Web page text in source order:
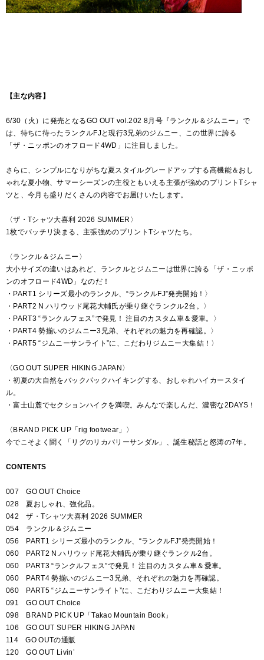
【主な内容】
6/30（火）に発売となるGO OUT vol.202 8月号『ランクル＆ジムニー』で
は、待ちに待ったランクルFJと現行3兄弟のジムニー、この世界に誇る
「ザ・ニッポンのオフロード4WD」に注目しました。
さらに、シンプルになりがちな夏スタイルグレードアップする高機能＆おし
ゃれな夏小物、サマーシーズンの主役ともいえる主張が強めのプリントTシャ
ツと、今月も盛りだくさんの内容でお届けいたします。
〈ザ・Tシャツ大喜利 2026 SUMMER〉
1枚でバッチリ決まる、主張強めのプリントTシャツたち。
〈ランクル＆ジムニー〉
大小サイズの違いはあれど、ランクルとジムニーは世界に誇る「ザ・ニッポ
ンのオフロード4WD」なのだ！
・PART1 シリーズ最小のランクル、“ランクルFJ”発売開始！〉
・PART2 N.ハリウッド尾花大輔氏が乗り継ぐランクル2台。〉
・PART3 “ランクルフェス”で発見！ 注目のカスタム車＆愛車。〉
・PART4 勢揃いのジムニー3兄弟、それぞれの魅力を再確認。〉
・PART5 “ジムニーサンライト”に、こだわりジムニー大集結！〉
〈GO OUT SUPER HIKING JAPAN〉
・初夏の大自然をバックパックハイキングする、おしゃれハイカースタイ
ル。
・富士山麓でセクションハイクを満喫。みんなで楽しんだ、濃密な2DAYS！
〈BRAND PICK UP「rig footwear」〉
今でこそよく聞く「リグのリカバリーサンダル」、誕生秘話と怒涛の7年。
CONTENTS
007 GO OUT Choice
028 夏おしゃれ、強化品。
042 ザ・Tシャツ大喜利 2026 SUMMER
054 ランクル＆ジムニー
056 PART1 シリーズ最小のランクル、“ランクルFJ”発売開始！
060 PART2 N.ハリウッド尾花大輔氏が乗り継ぐランクル2台。
060 PART3 “ランクルフェス”で発見！ 注目のカスタム車＆愛車。
060 PART4 勢揃いのジムニー3兄弟、それぞれの魅力を再確認。
060 PART5 “ジムニーサンライト”に、こだわりジムニー大集結！
091 GO OUT Choice
098 BRAND PICK UP「Takao Mountain Book」
106 GO OUT SUPER HIKING JAPAN
114 GO OUTの通販
120 GO OUT Livin’